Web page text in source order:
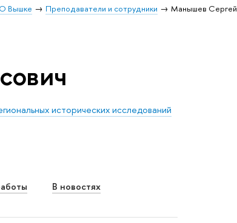
О Вышке Преподаватели и сотрудники
Манышев Сергей
исторических исследований
В новостях